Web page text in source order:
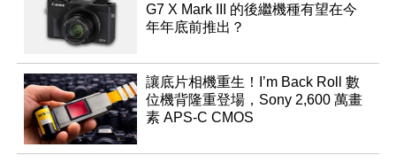
G7 X Mark III 的後繼機種有望在今
年年底前推出？
讓底片相機重生！I’m Back Roll 數
位機背隆重登場，Sony 2,600 萬畫
素 APS-C CMOS